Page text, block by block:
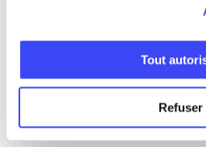
Tout
Refuser
Voir les prix|
Produit
Tarifs
Fonctionnalités d’évaluation